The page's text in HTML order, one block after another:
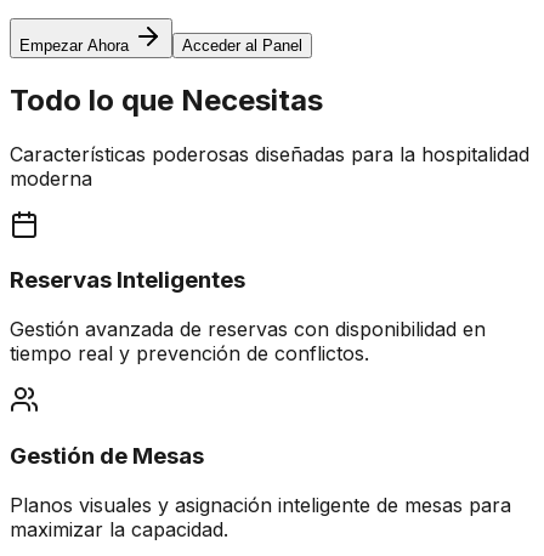
Empezar Ahora Acceder al Panel
Todo lo que Necesitas
Características poderosas diseñadas para la hospitalidad
moderna
Reservas Inteligentes
Gestión avanzada de reservas con disponibilidad en
tiempo real y prevención de conflictos.
Gestión de Mesas
Planos visuales y asignación inteligente de mesas para
maximizar la capacidad.